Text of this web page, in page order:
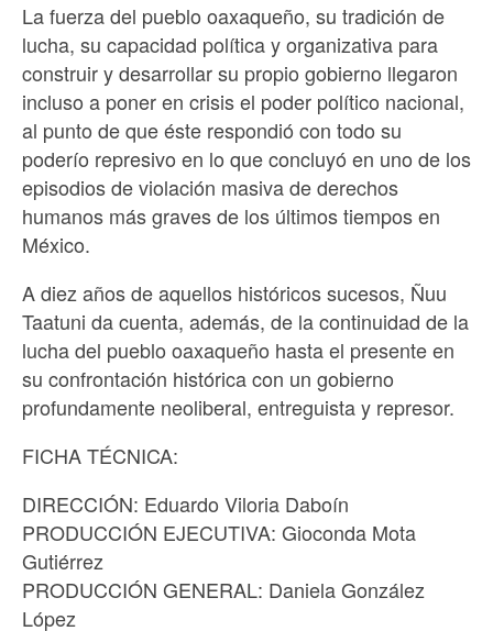
La fuerza del pueblo oaxaqueño, su tradición de
lucha, su capacidad política y organizativa para
construir y desarrollar su propio gobierno llegaron
incluso a poner en crisis el poder político nacional,
al punto de que éste respondió con todo su
poderío represivo en lo que concluyó en uno de los
episodios de violación masiva de derechos
humanos más graves de los últimos tiempos en
México.
A diez años de aquellos históricos sucesos, Ñuu
Taatuni da cuenta, además, de la continuidad de la
lucha del pueblo oaxaqueño hasta el presente en
su confrontación histórica con un gobierno
profundamente neoliberal, entreguista y represor.
FICHA TÉCNICA:
DIRECCIÓN: Eduardo Viloria Daboín
PRODUCCIÓN EJECUTIVA: Gioconda Mota
Gutiérrez
PRODUCCIÓN GENERAL: Daniela González
López